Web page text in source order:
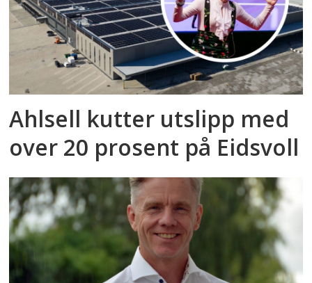
Ahlsell kutter utslipp med
over 20 prosent på Eidsvoll